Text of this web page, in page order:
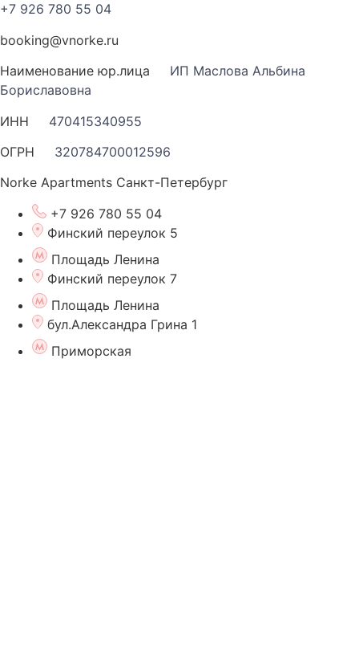
+7 926 780 55 04
booking@vnorke.ru
Наименование юр.лица ИП Маслова Альбина
Бориславовна
ИНН 470415340955
ОГРН 320784700012596
Norke Apartments Санкт-Петербург
+7 926 780 55 04
Финский переулок 5
Площадь Ленина
Финский переулок 7
Площадь Ленина
бул.Александра Грина 1
Приморская